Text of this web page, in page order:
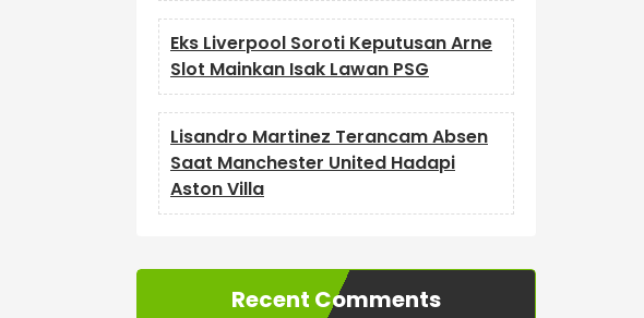
Eks Liverpool Soroti Keputusan Arne
Slot Mainkan Isak Lawan PSG
Lisandro Martinez Terancam Absen
Saat Manchester United Hadapi
Aston Villa
Recent Comments